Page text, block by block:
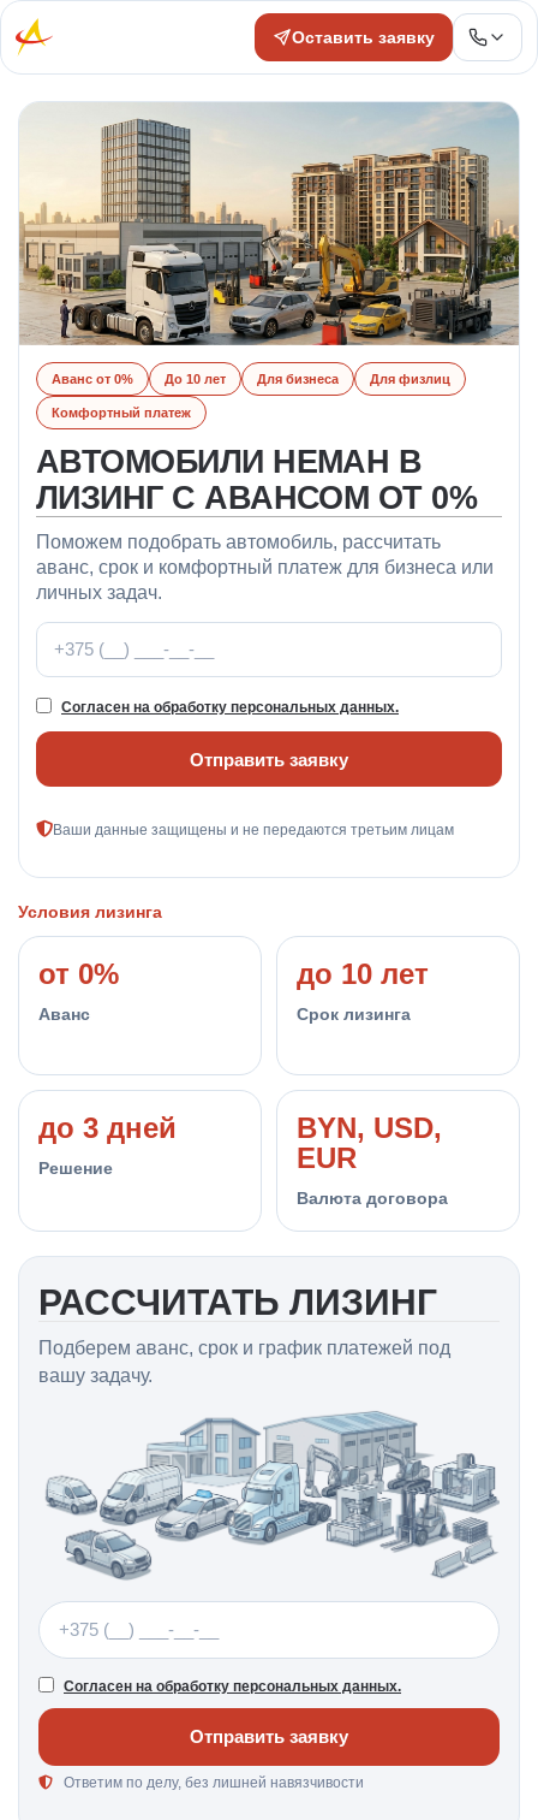
Оставить заявку
Аванс от 0% До 10 лет Для бизнеса Для физлиц
Комфортный платеж
АВТОМОБИЛИ НЕМАН В
ЛИЗИНГ С АВАНСОМ ОТ 0%
Поможем подобрать автомобиль, рассчитать
аванс, срок и комфортный платеж для бизнеса или
личных задач.
Телефон
Согласен на обработку персональных данных.
Отправить заявку
Ваши данные защищены и не передаются третьим лицам
Условия лизинга
от 0%
Аванс
до 10 лет
Срок лизинга
до 3 дней
Решение
BYN, USD,
EUR
Валюта договора
РАССЧИТАТЬ ЛИЗИНГ
Подберем аванс, срок и график платежей под
вашу задачу.
Телефон
Согласен на обработку персональных данных.
Отправить заявку
Ответим по делу, без лишней навязчивости